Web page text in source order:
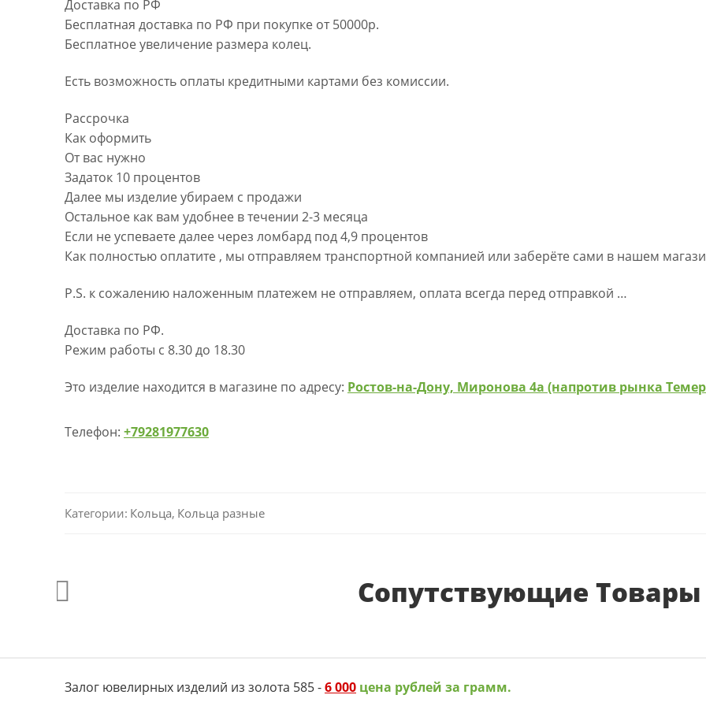
Доставка по РФ
Бесплатная доставка по РФ при покупке от 50000р.
Бесплатное увеличение размера колец.
Есть возможность оплаты кредитными картами без комиссии.
Рассрочка
Как оформить
От вас нужно
Задаток 10 процентов
Далее мы изделие убираем с продажи
Остальное как вам удобнее в течении 2-3 месяца
Если не успеваете далее через ломбард под 4,9 процентов
Как полностью оплатите , мы отправляем транспортной компанией или заберёте сами в нашем
P.S. к сожалению наложенным платежем не отправляем, оплата всегда перед отправкой …
Доставка по РФ.
Режим работы с 8.30 до 18.30
Это изделие находится в магазине по адресу: Ростов-на-Дону, Миронова 4а (напротив рынка
Телефон: +79281977630
Категории: Кольца, Кольца разные
Сопутствующие Товары
Залог ювелирных изделий из золота 585 -6 000 цена рублей за грамм.